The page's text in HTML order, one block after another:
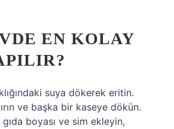
EN KOLAY
suya dökerek eritin.
ve başka bir kaseye dökün.
gıda boyası ve sim ekleyin,